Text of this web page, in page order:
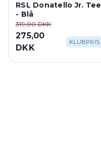
RSL Donatello Jr. Tee
- Blå
319,00 DKK
275,00
DKK
KLUBPRIS